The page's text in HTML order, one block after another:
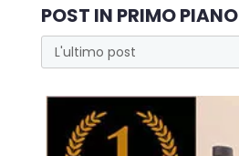
POST IN PRIMO PIANO